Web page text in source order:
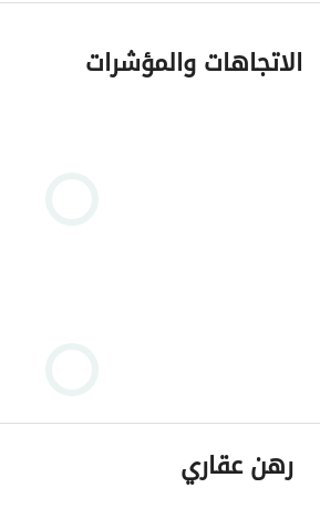
الاتجاهات والمؤشرات
رهن عقاري